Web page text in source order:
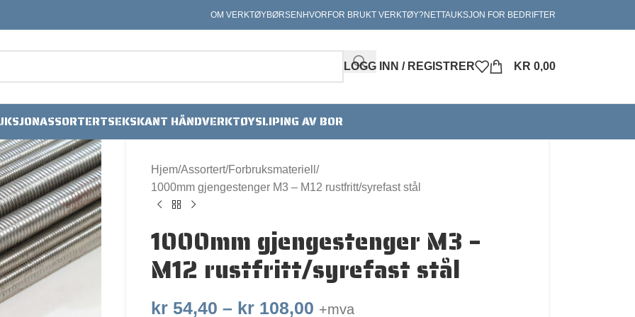
OM VERKTØYBØRSEN HVORFOR BRUKT VERKTØY?NETTAUKSJON FOR BEDRIFTER
LOGG INN / REGISTRER KR 0,00
ASSORTERTSEKSKANT HÅNDVERKTØYSLIPING AV BOR
Hjem Assortert Forbruksmateriell
1000mm gjengestenger M3 – M12 rustfritt/syrefast stål
1000mm gjengestenger M3 –
M12 rustfritt/syrefast stål
kr54,40 – kr108,00 +mva